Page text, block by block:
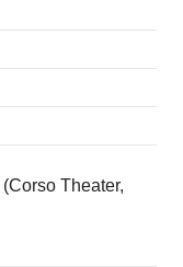
(Corso Theater,